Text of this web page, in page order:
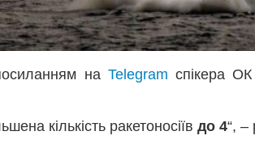
на Telegram спікера
кількість ракетоносіїв до 4“, –